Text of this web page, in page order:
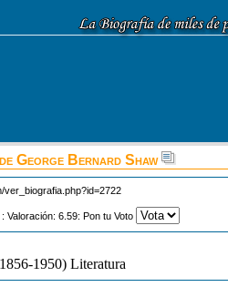
George Bernard Shaw
ver_biografia.php?id=2722
Valoración: 6.59: Pon tu Voto
1950) Literatura